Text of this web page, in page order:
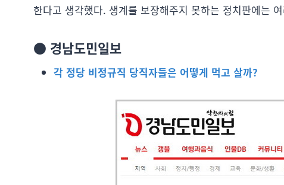
한다고 생각했다. 생계를 보장해주지 못하는 정치판에는
● 경남도민일보
각 정당 비정규직 당직자들은 어떻게 먹고 살까?